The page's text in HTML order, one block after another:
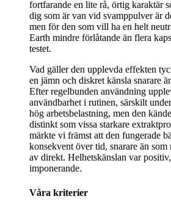
fortfarande en lite rå, örtig karaktär
dig som är van vid svamppulver är
men för den som vill ha en helt
Earth mindre förlåtande än flera
testet.
Vad gäller den upplevda effekten
en jämn och diskret känsla snarare
Efter regelbunden användning
användbarhet i rutinen, särskilt
hög arbetsbelastning, men den
distinkt som vissa starkare
märkte vi främst att den fungerade
konsekvent över tid, snarare än
av direkt. Helhetskänslan var
imponerande.
Våra kriterier